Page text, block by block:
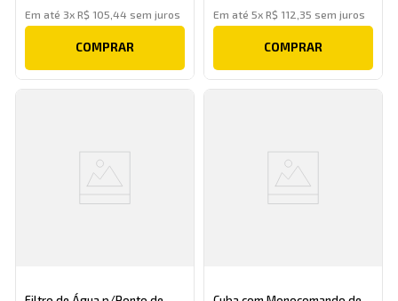
Em até 3xR$ 105 ,44 sem juros
COMPRAR
Em até 5x R$ 112 35 sem juros
COMPRAR